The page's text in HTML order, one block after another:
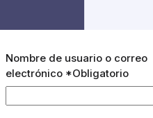
Nombre de usuario o correo
electrónico *Obligatorio